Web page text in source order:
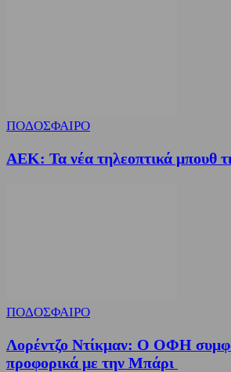
ΠΟΔΟΣΦΑΙΡΟ
ΑΕΚ: Τα νέα τηλεοπτικά μπουθ
ΠΟΔΟΣΦΑΙΡΟ
Λορέντζο Ντίκμαν: Ο ΟΦΗ
προφορικά με την Μπάρι